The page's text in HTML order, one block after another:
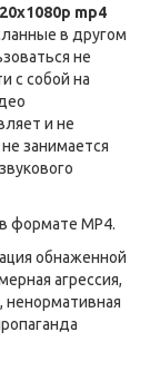
mp4
в другом
не
с собой на
и не
занимается
формате MP4.
обнаженной
агрессия,
ненормативная